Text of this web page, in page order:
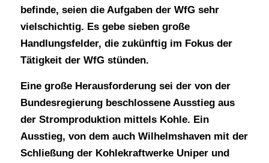
befinde, seien die Aufgaben der WfG sehr
vielschichtig. Es gebe sieben große
Handlungsfelder, die zukünftig im Fokus der
Tätigkeit der WfG stünden.
Eine große Herausforderung sei der von der
Bundesregierung beschlossene Ausstieg aus
der Stromproduktion mittels Kohle. Ein
Ausstieg, von dem auch Wilhelmshaven mit der
Schließung der Kohlekraftwerke Uniper und